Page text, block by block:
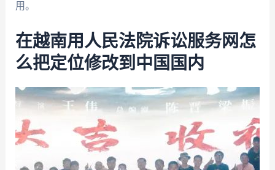
用。
在越南用人民法院诉讼服务网怎
么把定位修改到中国国内